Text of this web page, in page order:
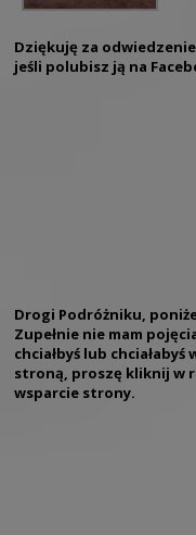
Dziękuję za
jeśli polubisz ją na
Drogi Podróżniku,
Zupełnie nie mam
chciałbyś lub
stroną, proszę kliknij w
wsparcie strony.